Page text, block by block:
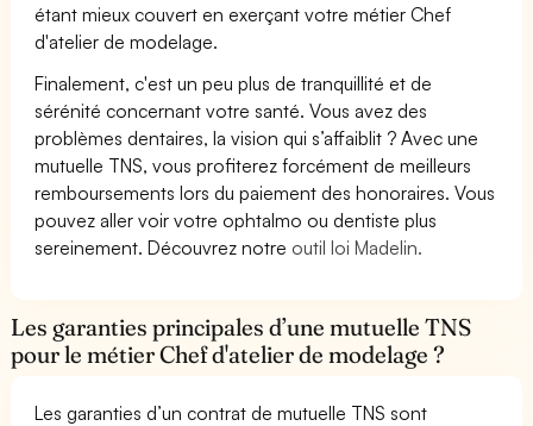
étant mieux couvert en exerçant votre métier Chef
d'atelier de modelage.
Finalement, c'est un peu plus de tranquillité et de
sérénité concernant votre santé. Vous avez des
problèmes dentaires, la vision qui s’affaiblit ? Avec une
mutuelle TNS, vous profiterez forcément de meilleurs
remboursements lors du paiement des honoraires. Vous
pouvez aller voir votre ophtalmo ou dentiste plus
sereinement. Découvrez notre outil loi Madelin.
Les garanties principales d’une mutuelle TNS
pour le métier Chef d'atelier de modelage ?
Les garanties d’un contrat de mutuelle TNS sont